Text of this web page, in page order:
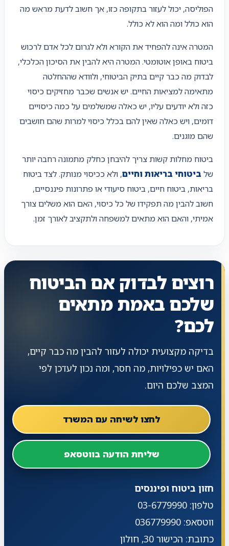
הפוליסה, יכול לעזור בתקופה כזו, אך חשוב לדעת מראש מה
הוא כולל ומה הוא לא כולל.
המטרה אינה להפחיד את הקורא ולא לגרום לכל אדם לרכוש
ביטוח באופן אוטומטי. המטרה היא להבין את הסיכון הכלכלי,
לבדוק מה כבר קיים בתיק הביטוחי, ולוודא שההחלטה
מתאימה למציאות החיים. יש אנשים שכבר מחזיקים כיסוי
כזה ולא יודעים עליו, יש כאלה שמשלמים על כמה כיסויים
דומים, ויש כאלה שאין להם בכלל כיסוי למרות שהם חושבים
שהם מוגנים.
ביטוח מחלות קשות צריך להיבחן כחלק מתמונה רחבה יותר
שלביטוחי בריאות וחיים, ולא ככיסוי מנותק. לצד ביטוח
בריאות, ביטוח חיים, ביטוח סיעודי או פתרונות פיננסיים,
חשוב להבין מה תפקידו של כל כיסוי, האם הוא משלים צורך
אמיתי, והאם הוא מתאים למשפחה ולתקציב לאורך זמן.
רוצים לבדוק אם הביטוח
שלכם באמת מתאים
לכם?
בדיקה מקצועית יכולה לעזור להבין מה כבר קיים,
האם יש כפילויות, מה חסר, ומה נכון לעדכן לפי
המצב שלכם היום.
לחצו לשיחה עם המשרד
שליחת הודעה בווטסאפ
חזון ביטוח ופיננסים
טלפון: 03-6779990
ווטסאפ: 036779990
כתובת: הכישור 30, חולון